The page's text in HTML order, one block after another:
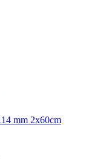
mm 2x60cm